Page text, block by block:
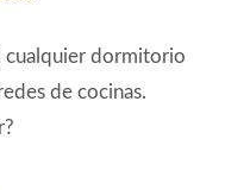
cualquier dormitorio
de cocinas.